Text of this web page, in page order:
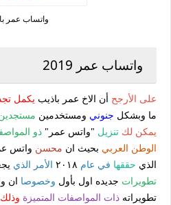
واتساب عمر
واتساب عمر 2019
على الأرجح أن الاخ عمر باذيب يكمل
ما وبشكل جنوني ومستخدمين
يمكن لك تنزيل "واتس عمر" ذو
الوطن العربي بحيث ان محسن
الذي حققها في عام الأمر الذي
تطويرات جديده اول بأول وخصوصا ان
تطويراته ذات المواصفات المتميزة وذلك